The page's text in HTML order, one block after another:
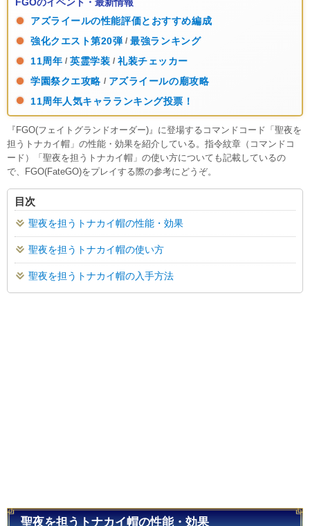
アズライールの性能評価とおすすめ編成
強化クエスト第20弾 / 最強ランキング
11周年 / 英霊学装 / 礼装チェッカー
学園祭クエ攻略 / アズライールの廟攻略
11周年人気キャラランキング投票！
『FGO(フェイトグランドオーダー)』に登場するコマンドコード「聖夜を
担うトナカイ帽」の性能・効果を紹介している。指令紋章（コマンドコ
ード）「聖夜を担うトナカイ帽」の使い方についても記載しているの
で、FGO(FateGO)をプレイする際の参考にどうぞ。
目次
聖夜を担うトナカイ帽の性能・効果
聖夜を担うトナカイ帽の使い方
聖夜を担うトナカイ帽の入手方法
聖夜を担うトナカイ帽の性能・効果